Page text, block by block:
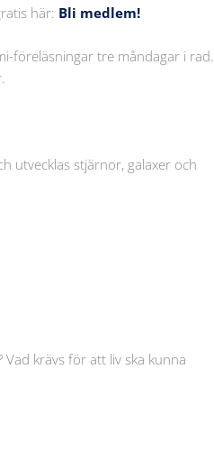
här: Bli medlem!
föreläsningar tre måndagar i rad.
utvecklas stjärnor, galaxer och
krävs för att liv ska kunna